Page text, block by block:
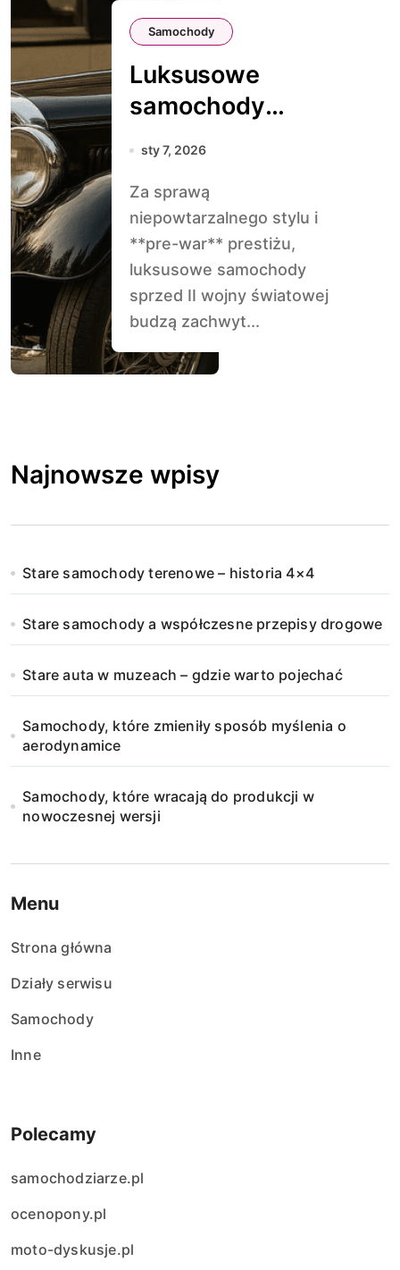
Samochody
Luksusowe
samochody
sprzed wojny
sty 7, 2026
Za sprawą
niepowtarzalnego stylu i
**pre-war** prestiżu,
luksusowe samochody
sprzed II wojny światowej
budzą zachwyt...
Najnowsze wpisy
Stare samochody terenowe – historia 4×4
Stare samochody a współczesne przepisy drogowe
Stare auta w muzeach – gdzie warto pojechać
Samochody, które zmieniły sposób myślenia o
aerodynamice
Samochody, które wracają do produkcji w
nowoczesnej wersji
Menu
Strona główna
Działy serwisu
Samochody
Inne
Polecamy
samochodziarze.pl
ocenopony.pl
moto-dyskusje.pl